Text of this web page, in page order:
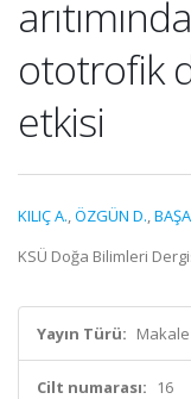
ototrofik
etkisi
KILIÇ A.,ÖZGÜN D.,
KSÜ Doğa Bilimleri
Yayın Türü:
Cilt numarası: 16